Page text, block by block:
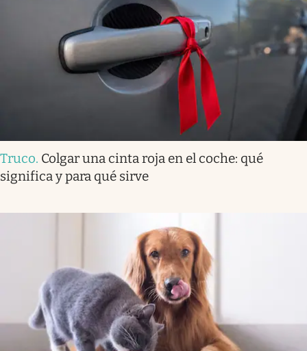
Truco. Colgar una cinta roja en el coche: qué
significa y para qué sirve